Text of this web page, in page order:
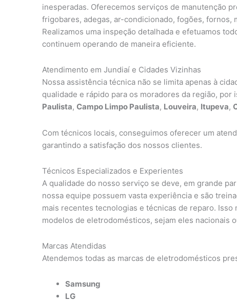
inesperadas. Oferecemos serviços de manutenção
frigobares, adegas, ar-condicionado, fogões, fornos,
Realizamos uma inspeção detalhada e efetuamos
continuem operando de maneira eficiente.
Atendimento em Jundiaí e Cidades Vizinhas
Nossa assistência técnica não se limita apenas à
qualidade e rápido para os moradores da região,
Paulista, Campo Limpo Paulista, Louveira, Itupeva,
Com técnicos locais, conseguimos oferecer um
garantindo a satisfação dos nossos clientes.
Técnicos Especializados e Experientes
A qualidade do nosso serviço se deve, em grande
nossa equipe possuem vasta experiência e são
mais recentes tecnologias e técnicas de reparo.
modelos de eletrodomésticos, sejam eles nacionais
Marcas Atendidas
Atendemos todas as marcas de eletrodomésticos
Samsung
LG